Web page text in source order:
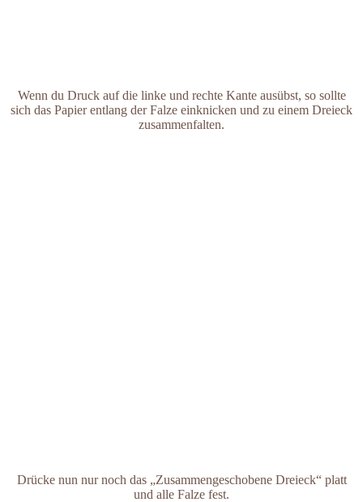
Wenn du Druck auf die linke und rechte Kante ausübst, so sollte
sich das Papier entlang der Falze einknicken und zu einem Dreieck
zusammenfalten.
Drücke nun nur noch das „Zusammengeschobene Dreieck“ platt
und alle Falze fest.